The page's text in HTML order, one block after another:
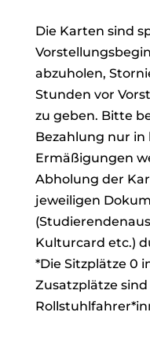
Die Karten sind
abzuholen,
Stunden vor
zu geben. Bitte
Bezahlung nur in
Ermäßigungen
Abholung der
jeweiligen
Kulturcard etc.)
*Die Sitzplätze 0
Zusatzplätze